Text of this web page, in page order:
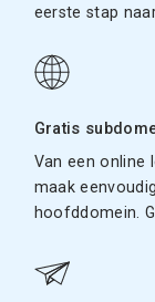
eerste stap
Gratis
Van een online
maak
hoofddomein.